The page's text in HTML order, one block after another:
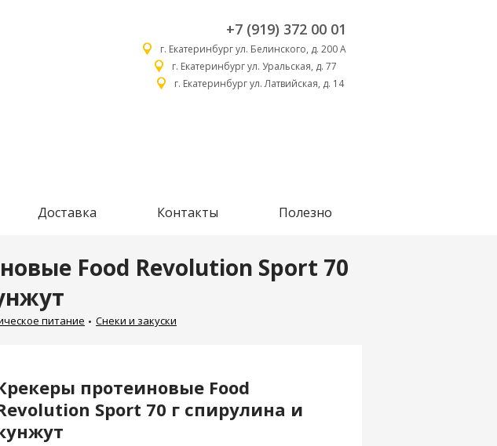
+7 (919) 372 00 01
г. Екатеринбург ул. Белинского, д. 200 А
г. Екатеринбург ул. Уральская, д. 77
г. Екатеринбург ул. Латвийская, д. 14
Доставка Контакты Полезно
Food Revolution Sport 70
питание Снеки и закуски
протеиновые Food
Sport 70 г спирулина и